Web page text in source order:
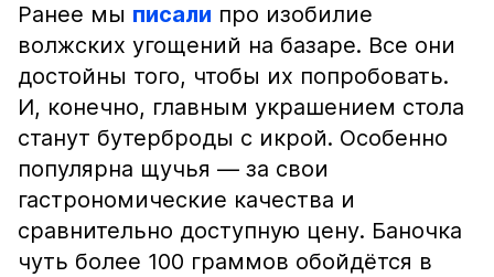
Ранее мы писали про изобилие
волжских угощений на базаре. Все они
достойны того, чтобы их попробовать.
И, конечно, главным украшением стола
станут бутерброды с икрой. Особенно
популярна щучья — за свои
гастрономические качества и
сравнительно доступную цену. Баночка
чуть более 100 граммов обойдётся в